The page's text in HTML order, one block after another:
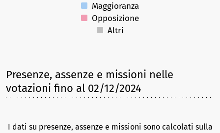
Maggioranza
Opposizione
Altri
Presenze, assenze e missioni nelle
votazioni fino al 02/12/2024
I dati su presenze, assenze e missioni sono calcolati sulla